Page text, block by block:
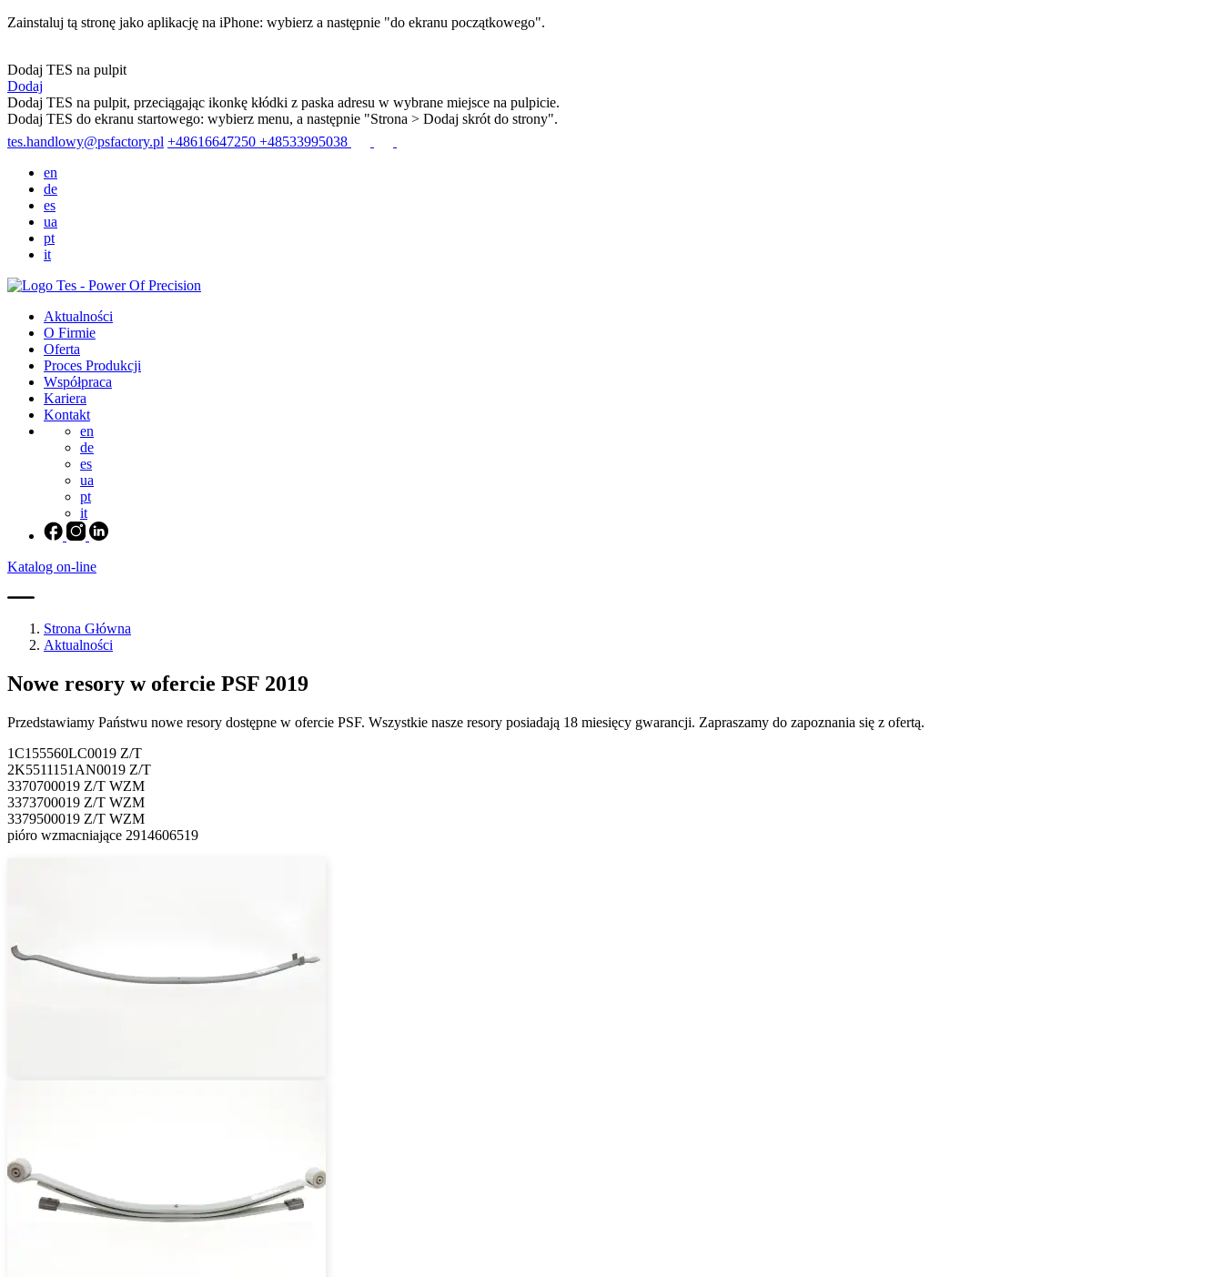
Zainstaluj tą stronę jako aplikację na iPhone: wybierz a następnie "do ekranu początkowego".
Dodaj TES na pulpit
Dodaj
Dodaj TES na pulpit, przeciągając ikonkę kłódki z paska adresu w wybrane miejsce na pulpicie.
Dodaj TES do ekranu startowego: wybierz menu, a następnie "Strona > Dodaj skrót do strony".
tes.handlowy@psfactory.pl +48616647250 +48533995038
en
de
es
ua
pt
it
Aktualności
O Firmie
Oferta
Proces Produkcji
Współpraca
Kariera
Kontakt
en
de
es
ua
pt
it
Katalog on-line
Strona Główna
Aktualności
Nowe resory w ofercie PSF 2019
Przedstawiamy Państwu nowe resory dostępne w ofercie PSF. Wszystkie nasze resory posiadają 18 miesięcy gwarancji. Zapraszamy do zapoznania się z ofertą.
1C155560LC0019 Z/T
2K5511151AN0019 Z/T
3370700019 Z/T WZM
3373700019 Z/T WZM
3379500019 Z/T WZM
pióro wzmacniające 2914606519